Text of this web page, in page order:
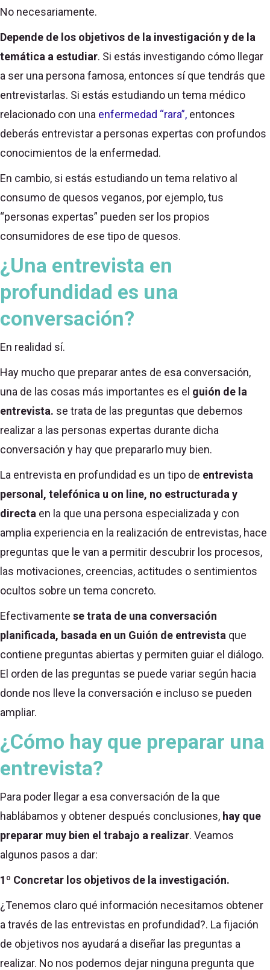
No necesariamente.
Depende de los objetivos de la investigación y de la
temática a estudiar. Si estás investigando cómo llegar
a ser una persona famosa, entonces sí que tendrás que
entrevistarlas. Si estás estudiando un tema médico
relacionado con una enfermedad “rara”, entonces
deberás entrevistar a personas expertas con profundos
conocimientos de la enfermedad.
En cambio, si estás estudiando un tema relativo al
consumo de quesos veganos, por ejemplo, tus
“personas expertas” pueden ser los propios
consumidores de ese tipo de quesos.
¿Una entrevista en
profundidad es una
conversación?
En realidad sí.
Hay mucho que preparar antes de esa conversación,
una de las cosas más importantes es el guión de la
entrevista. se trata de las preguntas que debemos
realizar a las personas expertas durante dicha
conversación y hay que prepararlo muy bien.
La entrevista en profundidad es un tipo de entrevista
personal, telefónica u on line, no estructurada y
directa en la que una persona especializada y con
amplia experiencia en la realización de entrevistas, hace
preguntas que le van a permitir descubrir los procesos,
las motivaciones, creencias, actitudes o sentimientos
ocultos sobre un tema concreto.
Efectivamente se trata de una conversación
planificada, basada en un Guión de entrevista que
contiene preguntas abiertas y permiten guiar el diálogo.
El orden de las preguntas se puede variar según hacia
donde nos lleve la conversación e incluso se pueden
ampliar.
¿Cómo hay que preparar una
entrevista?
Para poder llegar a esa conversación de la que
hablábamos y obtener después conclusiones, hay que
preparar muy bien el trabajo a realizar. Veamos
algunos pasos a dar:
1º Concretar los objetivos de la investigación.
¿Tenemos claro qué información necesitamos obtener
a través de las entrevistas en profundidad?. La fijación
de objetivos nos ayudará a diseñar las preguntas a
realizar. No nos podemos dejar ninguna pregunta que